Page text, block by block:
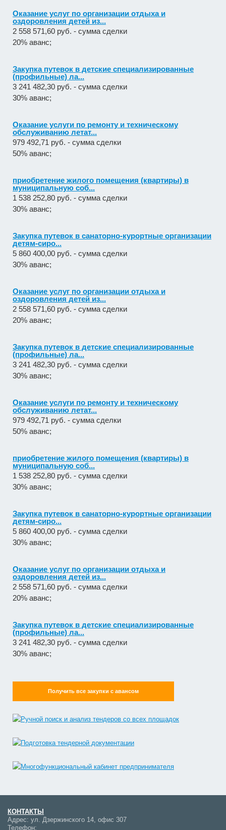
Оказание услуг по организации отдыха и
оздоровления детей из...
2 558 571,60 руб. - сумма сделки
20% аванс;
Закупка путевок в детские специализированные
(профильные) ла...
3 241 482,30 руб. - сумма сделки
30% аванс;
Оказание услуги по ремонту и техническому
обслуживанию летат...
979 492,71 руб. - сумма сделки
50% аванс;
приобретение жилого помещения (квартиры) в
муниципальную соб...
1 538 252,80 руб. - сумма сделки
30% аванс;
Закупка путевок в санаторно-курортные организации
детям-сиро...
5 860 400,00 руб. - сумма сделки
30% аванс;
Оказание услуг по организации отдыха и
оздоровления детей из...
2 558 571,60 руб. - сумма сделки
20% аванс;
Закупка путевок в детские специализированные
(профильные) ла...
3 241 482,30 руб. - сумма сделки
30% аванс;
Оказание услуги по ремонту и техническому
обслуживанию летат...
979 492,71 руб. - сумма сделки
50% аванс;
приобретение жилого помещения (квартиры) в
муниципальную соб...
1 538 252,80 руб. - сумма сделки
30% аванс;
Закупка путевок в санаторно-курортные организации
детям-сиро...
5 860 400,00 руб. - сумма сделки
30% аванс;
Оказание услуг по организации отдыха и
оздоровления детей из...
2 558 571,60 руб. - сумма сделки
20% аванс;
Закупка путевок в детские специализированные
(профильные) ла...
3 241 482,30 руб. - сумма сделки
30% аванс;
Получить все закупки с авансом
КОНТАКТЫ
Адрес: ул. Дзержинского 14, офис 307
Телефон: